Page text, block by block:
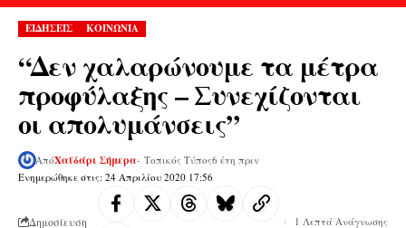
ΕΙΔΗΣΕΙΣ ΚΟΙΝΩΝΙΑ
“Δεν χαλαρώνουμε τα μέτρα
προφύλαξης – Συνεχίζονται
οι απολυμάνσεις”
Ενημερώθηκε στις: 24 Απριλίου 2020 17:56
ΑπόΧαϊδάρι Σήμερα- Τοπικός Τύπος6 έτη πριν
Δημοσίευση 1 Λεπτά Ανάγνωσης